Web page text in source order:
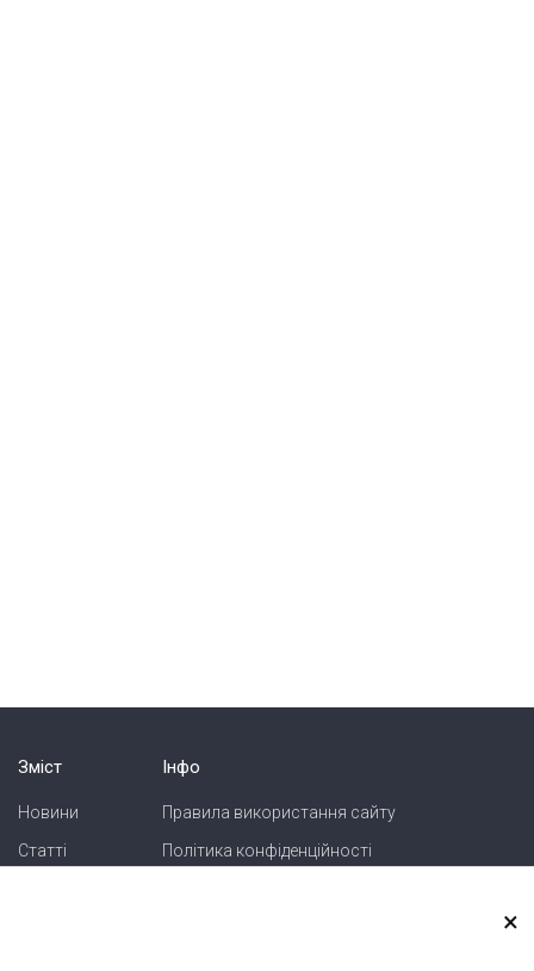
Зміст
Новини
Статті
Інфо
Правила використання сайту
Політика конфіденційності
×